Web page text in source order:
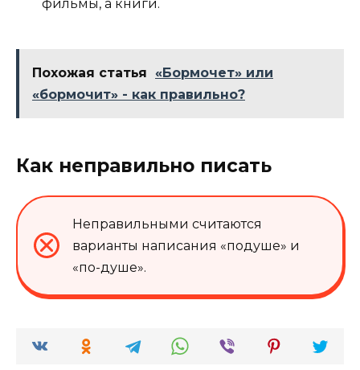
фильмы, а книги.
Похожая статья
«Бормочет» или
«бормочит» - как правильно?
Как неправильно писать
Неправильными считаются
варианты написания «подуше» и
«по-душе».